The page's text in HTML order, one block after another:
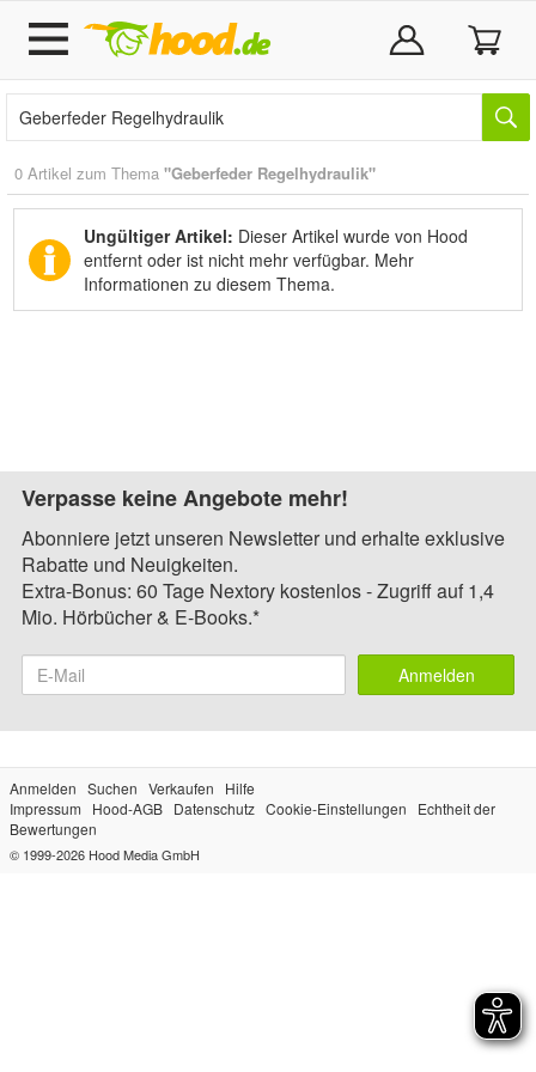
0 Artikel zum Thema "Geberfeder Regelhydraulik"
Ungültiger Artikel: Dieser Artikel wurde von Hood
entfernt oder ist nicht mehr verfügbar. Mehr
Informationen zu diesem Thema.
Verpasse keine Angebote mehr!
Abonniere jetzt unseren Newsletter und erhalte exklusive
Rabatte und Neuigkeiten.
Extra-Bonus: 60 Tage Nextory kostenlos - Zugriff auf 1,4
Mio. Hörbücher & E-Books.*
Anmelden
Anmelden Suchen Verkaufen
Hilfe
Impressum
Hood-AGB Datenschutz Cookie-Einstellungen
Echtheit der
Bewertungen
© 1999-2026 Hood Media GmbH